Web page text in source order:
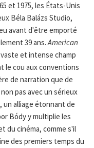
et 1975, les États-Unis
Béla Balázs Studio,
avant d'être emporté
39 ans.American
et intense champ
le cou aux conventions
de narration que de
pas avec un sérieux
un alliage étonnant de
Bódy y multiplie les
du cinéma, comme s'il
des premiers temps du